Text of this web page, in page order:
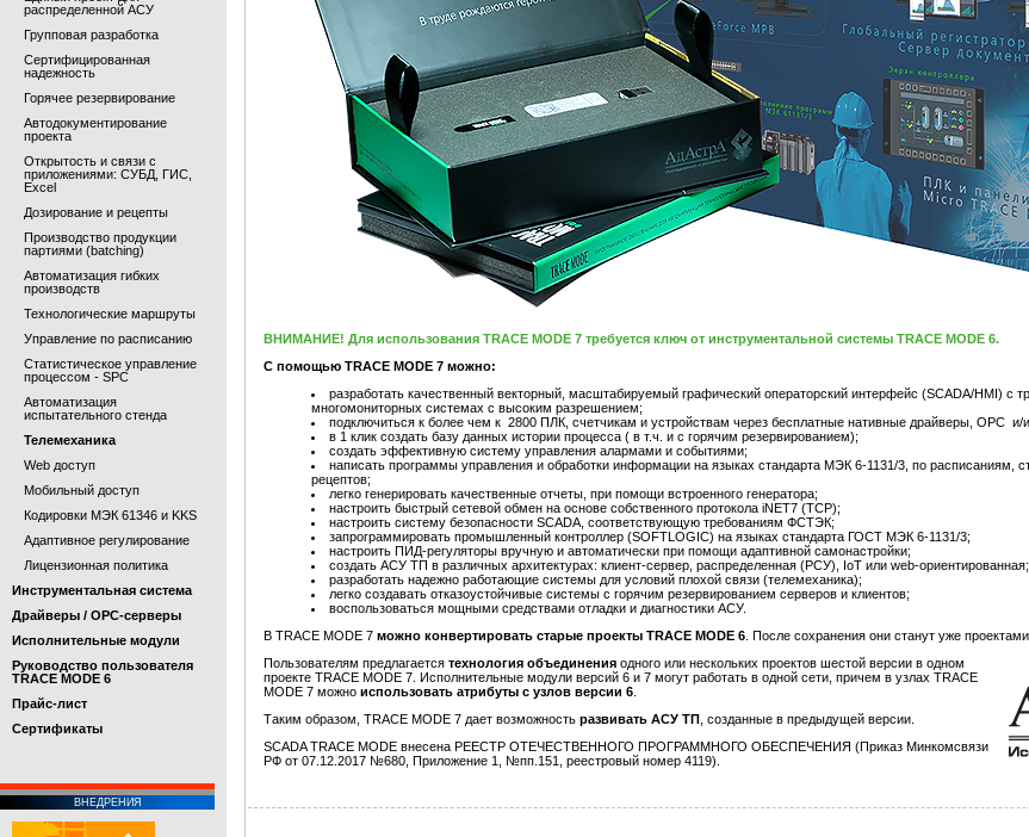
распределенной АСУ
Групповая разработка
Сертифицированная
надежность
Горячее резервирование
Автодокументирование
проекта
Открытость и связи с
приложениями: СУБД, ГИС,
Excel
Дозирование и рецепты
Производство продукции
партиями (batching)
Автоматизация гибких
производств
Технологические маршруты
Управление по расписанию
Статистическое управление
процессом - SPC
Автоматизация
испытательного стенда
Телемеханика
Web доступ
Мобильный доступ
Кодировки МЭК 61346 и KKS
Адаптивное регулирование
Лицензионная политика
Инструментальная система
Драйверы / OPC-серверы
Исполнительные модули
Руководство пользователя
TRACE MODE 6
Прайс-лист
Cертификаты
ВНЕДРЕНИЯ
ВНИМАНИЕ! Для использования TRACE MODE 7 требуется ключ от инструментальной системы TRACE MODE 6.
С помощью TRACE MODE 7 можно:
разработать качественный векторный, масштабируемый графический операторский интерфейс (SCADA/HMI) с
многомониторных системах с высоким разрешением;
подключиться к более чем к 2800 ПЛК, счетчикам и устройствам через бесплатные нативные драйверы, OPC и/
в 1 клик создать базу данных истории процесса ( в т.ч. и с горячим резервированием);
создать эффективную систему управления алармами и событиями;
написать программы управления и обработки информации на языках стандарта МЭК 6-1131/3, по расписаниям,
рецептов;
легко генерировать качественные отчеты, при помощи встроенного генератора;
настроить быстрый сетевой обмен на основе собственного протокола iNET7 (TCP);
настроить систему безопасности SCADA, соответствующую требованиям ФСТЭК;
запрограммировать промышленный контроллер (SOFTLOGIC) на языках стандарта ГОСТ МЭК 6-1131/3;
настроить ПИД-регуляторы вручную и автоматически при помощи адаптивной самонастройки;
создать АСУ ТП в различных архитектурах: клиент-сервер, распределенная (РСУ), IoT или web-ориентированная;
разработать надежно работающие системы для условий плохой связи (телемеханика);
легко создавать отказоустойчивые системы с горячим резервированием серверов и клиентов;
воспользоваться мощными средствами отладки и диагностики АСУ.
В TRACE MODE 7 можно конвертировать старые проекты ТRACE MODE 6 . После сохранения они станут уже
Пользователям предлагается технология объединения одного или нескольких проектов шестой версии в одном
проекте TRACE MODE 7. Исполнительные модули версий 6 и 7 могут работать в одной сети, причем в узлах TRACE
MODE 7 можно использовать атрибуты с узлов версии 6
Таким образом, TRACE MODE 7 дает возможность развивать АСУ ТП , созданные в предыдущей версии.
SCADA TRACE MODE внесена РЕЕСТР ОТЕЧЕСТВЕННОГО ПРОГРАММНОГО ОБЕСПЕЧЕНИЯ (Приказ Минкомсвязи
РФ от 07.12.2017 №680, Приложение 1, №пп.151, реестровый номер 4119).